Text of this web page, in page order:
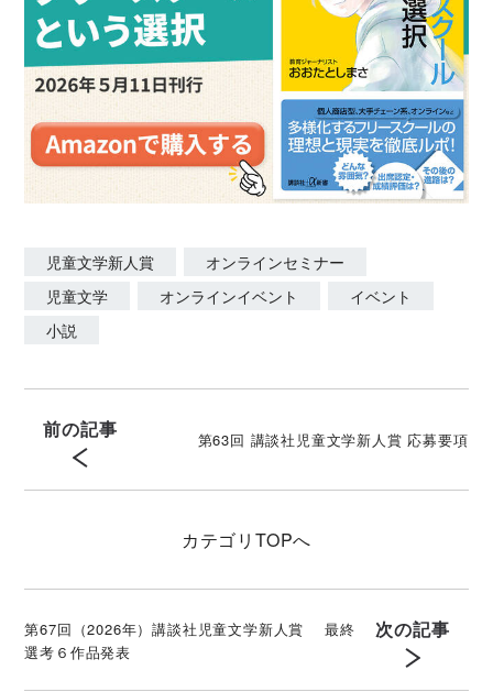
児童文学新人賞
オンラインセミナー
児童文学
オンラインイベント
イベント
小説
前の記事 第63回 講談社児童文学新人賞 応募要項
カテゴリ TOPへ
第67回（2026年）講談社児童文学新人賞 最終
選考６作品発表
次の記事